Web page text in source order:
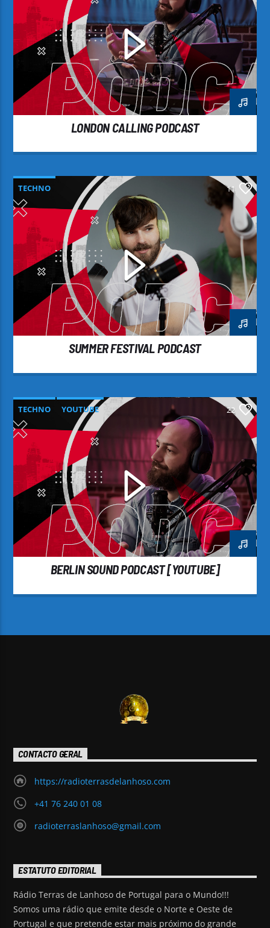
LONDON CALLING PODCAST
TECHNO 11
SUMMER FESTIVAL PODCAST
TECHNO YOUTUBE 22
BERLIN SOUND PODCAST [YOUTUBE]
CONTACTO GERAL
https://radioterrasdelanhoso.com
+41 76 240 01 08
radioterraslanhoso@gmail.com
ESTATUTO EDITORIAL
Rádio Terras de Lanhoso de Portugal para o Mundo!!!
Somos uma rádio que emite desde o Norte e Oeste de
Portugal e que pretende estar mais próximo do grande